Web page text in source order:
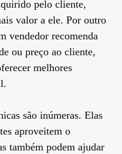
pelo cliente,
valor a ele. Por outro
vendedor recomenda
ou preço ao cliente,
melhores
são inúmeras. Elas
aproveitem o
também podem ajudar